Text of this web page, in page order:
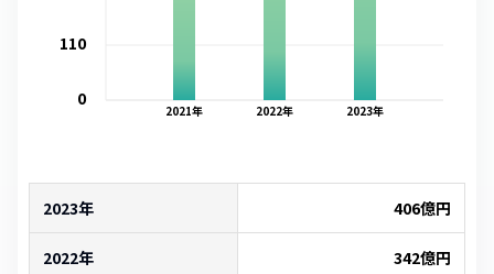
2021年 2022年 2023年
0
110
2023年 406億円
2022年 342億円